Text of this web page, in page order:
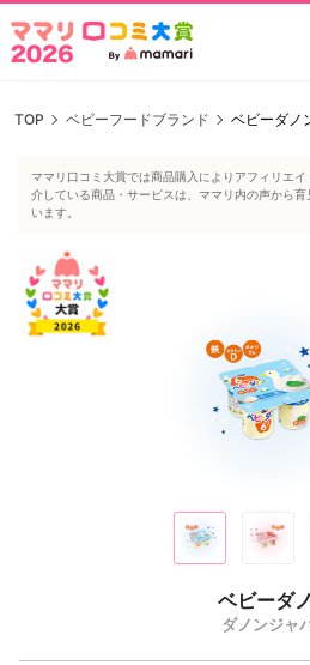
TOP ベビーフードブランド ベビーダノ
ママリ口コミ大賞では商品購入によりアフィリエ
介している商品・サービスは、ママリ内の声から
います。
ベビーダ
ダノンジャ